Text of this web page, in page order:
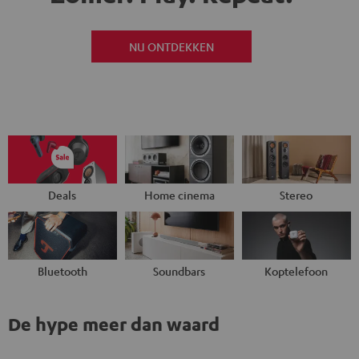
NU ONTDEKKEN
Deals Home cinema Stereo
Bluetooth Soundbars Koptelefoon
De hype meer dan waard